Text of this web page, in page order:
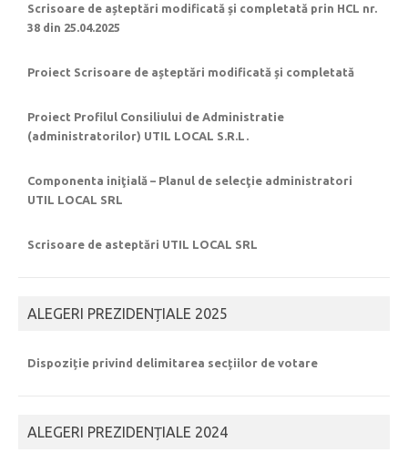
Scrisoare de așteptări modificată și completată prin HCL nr.
38 din 25.04.2025
Proiect Scrisoare de așteptări modificată și completată
Proiect Profilul Consiliului de Administratie
(administratorilor) UTIL LOCAL S.R.L.
Componenta iniţială – Planul de selecţie administratori
UTIL LOCAL SRL
Scrisoare de asteptări UTIL LOCAL SRL
ALEGERI PREZIDENȚIALE 2025
Dispoziție privind delimitarea secțiilor de votare
ALEGERI PREZIDENȚIALE 2024